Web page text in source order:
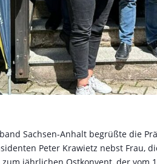
Sachsen-Anhalt begrüßte die
Peter Krawietz nebst Frau,